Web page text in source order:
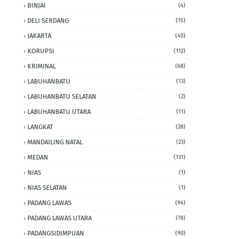
BINJAI (4)
DELI SERDANG (15)
JAKARTA (40)
KORUPSI (112)
KRIMINAL (68)
LABUHANBATU (13)
LABUHANBATU SELATAN (2)
LABUHANBATU UTARA (11)
LANGKAT (28)
MANDAILING NATAL (23)
MEDAN (131)
NIAS (1)
NIAS SELATAN (1)
PADANG LAWAS (94)
PADANG LAWAS UTARA (78)
PADANGSIDIMPUAN (90)